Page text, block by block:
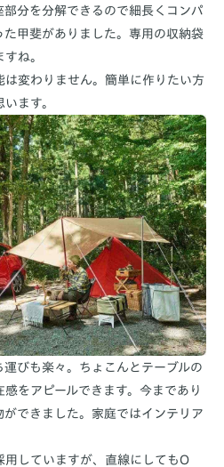
分を分解できるので細長くコンパ
た甲斐がありました。専用の収納袋
ね。
変わりません。簡単に作りたい方
ます。
びも楽々。ちょこんとテーブルの
感をアピールできます。今まであり
できました。家庭ではインテリア
用していますが、直線にしてもO